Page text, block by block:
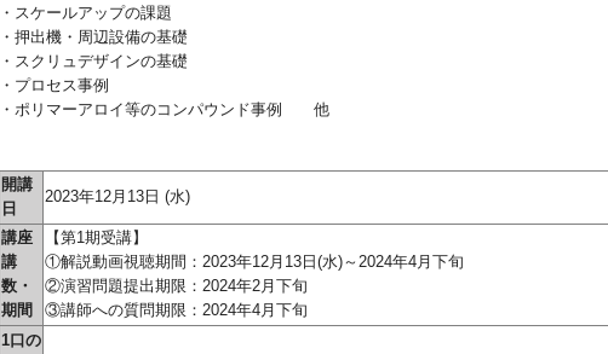
・スケールアップの課題
・押出機・周辺設備の基礎
・スクリュデザインの基礎
・プロセス事例
・ポリマーアロイ等のコンパウンド事例 他
開講
日
2023年12月13日 (水)
講座
講
数・
期間
【第1期受講】
①解説動画視聴期間：2023年12月13日(水)～2024年4月下旬
②演習問題提出期限：2024年2月下旬
③講師への質問期限：2024年4月下旬
1口の